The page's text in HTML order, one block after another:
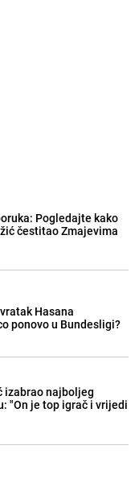
Pogledajte kako
čestitao Zmajevima
Hasana
ponovo u Bundesligi?
izabrao najboljeg
"On je top igrač i vrijedi